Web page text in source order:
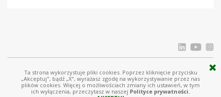
© Ostrowski i Wspólnicy |www.ostrowski.legal| Wszystkie prawa zastrzeżone
Licznik odwiedziń: 1559025
Ta strona wykorzystuje pliki cookies. Poprzez kliknięcie przycisku
„Akceptuj", bądź „X", wyrażasz zgodę na wykorzystywanie przez nas
plików cookies. Więcej o możliwościach zmiany ich ustawień, w tym
ich wyłączenia, przeczytasz w naszej Polityce prywatności.